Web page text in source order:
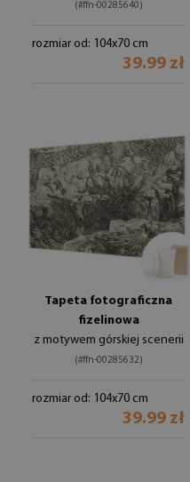
(#ffn-00285640)
rozmiar od: 104x70 cm
39.99 zł
Tapeta fotograficzna
fizelinowa
z motywem górskiej scenerii
(#ffn-00285632)
rozmiar od: 104x70 cm
39.99 zł